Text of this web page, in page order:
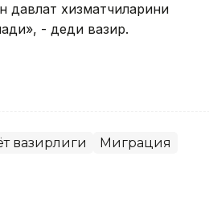
давлат хизматчиларини
- деди вазир.
вазирлиги Миграция